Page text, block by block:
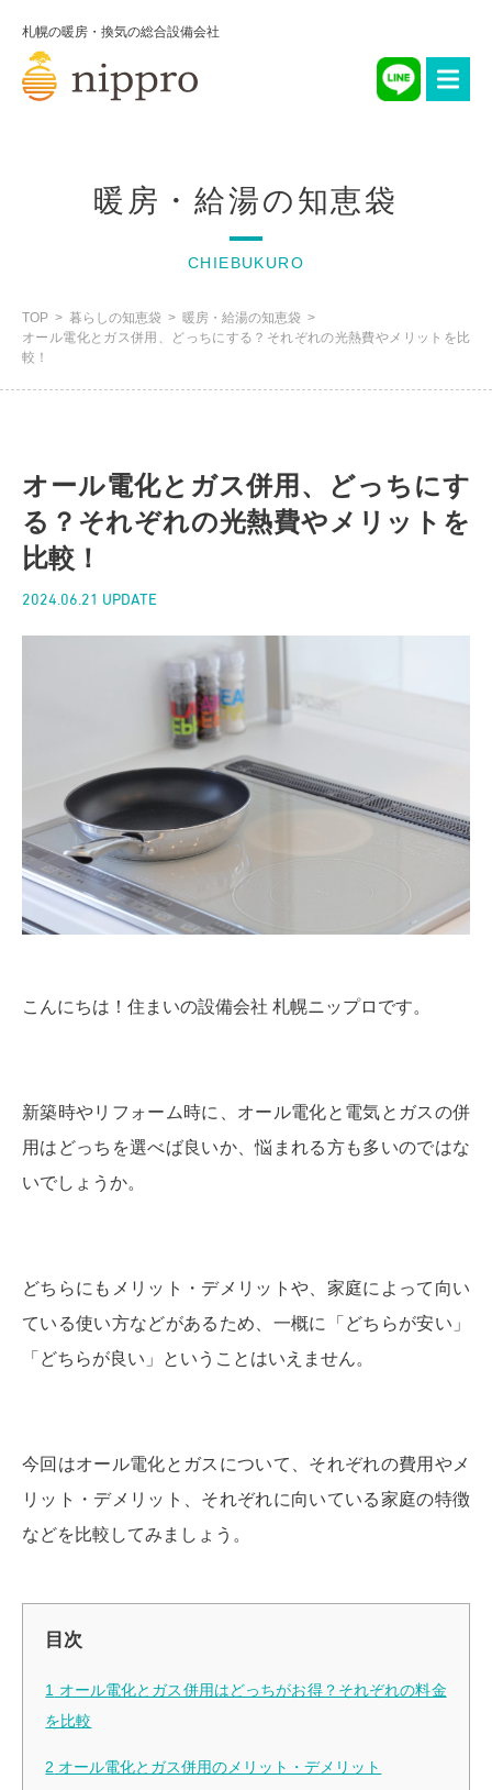
札幌の暖房・換気の総合設備会社
暖房・給湯の知恵袋
CHIEBUKURO
TOP 暮らしの知恵袋
暖房・給湯の知恵袋
オール電化とガス併用、どっちにする？それぞれの光熱費やメリットを比
較！
オール電化とガス併用、どっちにす
る？それぞれの光熱費やメリットを
比較！
2024.06.21 UPDATE
こんにちは！住まいの設備会社 札幌ニップロです。
新築時やリフォーム時に、オール電化と電気とガスの併
用はどっちを選べば良いか、悩まれる方も多いのではな
いでしょうか。
どちらにもメリット・デメリットや、家庭によって向い
ている使い方などがあるため、一概に「どちらが安い」
「どちらが良い」ということはいえません。
今回はオール電化とガスについて、それぞれの費用やメ
リット・デメリット、それぞれに向いている家庭の特徴
などを比較してみましょう。
目次
1 オール電化とガス併用はどっちがお得？それぞれの料金
を比較
2 オール電化とガス併用のメリット・デメリット